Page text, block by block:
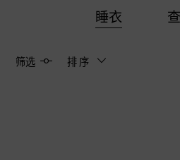
睡衣
筛选 排序